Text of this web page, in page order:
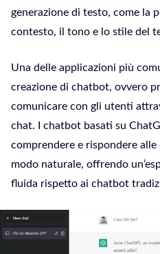
generazione di testo, come la
contesto, il tono e lo stile del
Una delle applicazioni più
creazione di chatbot, ovvero
comunicare con gli utenti
chat. I chatbot basati su
comprendere e rispondere
modo naturale, offrendo
fluida rispetto ai chatbot